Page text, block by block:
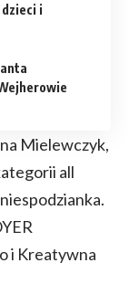
i
Mielewczyk,
all
i Kreatywna